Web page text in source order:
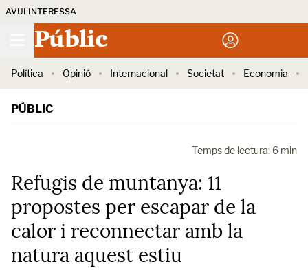
AVUI INTERESSA
Públic
Política Opinió Internacional Societat Economia
PÚBLIC
Temps de lectura: 6 min
Refugis de muntanya: 11
propostes per escapar de la
calor i reconnectar amb la
natura aquest estiu